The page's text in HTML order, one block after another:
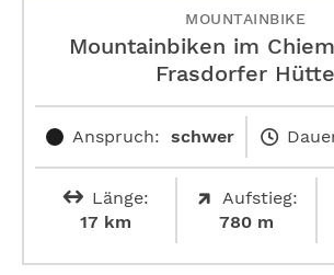
MOUNTAINBIKE
Mountainbiken im
Frasdorfer Hütte
Anspruch: schwer
Länge:
17 km
Aufstieg:
780 m